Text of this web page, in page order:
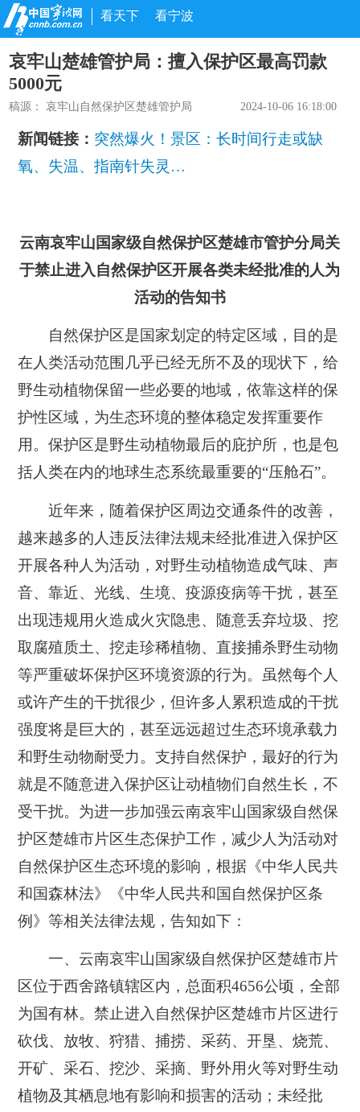
看天下 看宁波
哀牢山楚雄管护局：擅入保护区最高罚款
5000元
稿源：哀牢山自然保护区楚雄管护局 2024-10-06 16:18:00
新闻链接： 突然爆火！景区：长时间行走或缺
氧、失温、指南针失灵…
云南哀牢山国家级自然保护区楚雄市管护分局关
于禁止进入自然保护区开展各类未经批准的人为
活动的告知书
自然保护区是国家划定的特定区域，目的是
在人类活动范围几乎已经无所不及的现状下，给
野生动植物保留一些必要的地域，依靠这样的保
护性区域，为生态环境的整体稳定发挥重要作
用。保护区是野生动植物最后的庇护所，也是包
括人类在内的地球生态系统最重要的“压舱石”。
近年来，随着保护区周边交通条件的改善，
越来越多的人违反法律法规未经批准进入保护区
开展各种人为活动，对野生动植物造成气味、声
音、靠近、光线、生境、疫源疫病等干扰，甚至
出现违规用火造成火灾隐患、随意丢弃垃圾、挖
取腐殖质土、挖走珍稀植物、直接捕杀野生动物
等严重破坏保护区环境资源的行为。虽然每个人
或许产生的干扰很少，但许多人累积造成的干扰
强度将是巨大的，甚至远远超过生态环境承载力
和野生动物耐受力。支持自然保护，最好的行为
就是不随意进入保护区让动植物们自然生长，不
受干扰。为进一步加强云南哀牢山国家级自然保
护区楚雄市片区生态保护工作，减少人为活动对
自然保护区生态环境的影响，根据《中华人民共
和国森林法》《中华人民共和国自然保护区条
例》等相关法律法规，告知如下：
一、云南哀牢山国家级自然保护区楚雄市片
区位于西舍路镇辖区内，总面积4656公顷，全部
为国有林。禁止进入自然保护区楚雄市片区进行
砍伐、放牧、狩猎、捕捞、采药、开垦、烧荒、
开矿、采石、挖沙、采摘、野外用火等对野生动
植物及其栖息地有影响和损害的活动；未经批